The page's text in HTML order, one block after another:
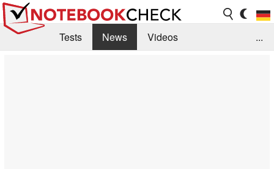
Tests News
Videos
...